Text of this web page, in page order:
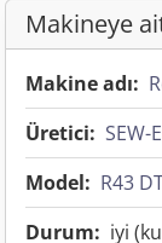
Makineye
Makine adı:
Üretici: SEW-
Model: R43
Durum: iyi